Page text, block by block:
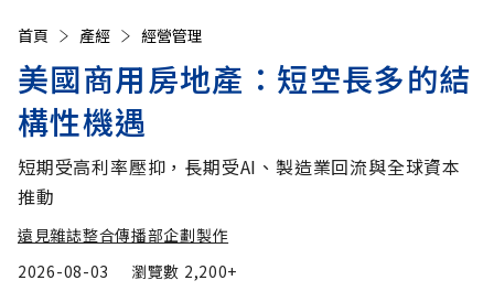
首頁 產經 經營管理
美國商用房地產：短空長多的結
構性機遇
短期受高利率壓抑，長期受AI、製造業回流與全球資本
推動
遠見雜誌整合傳播部企劃製作
2026-08-03
瀏覽數 2,200+